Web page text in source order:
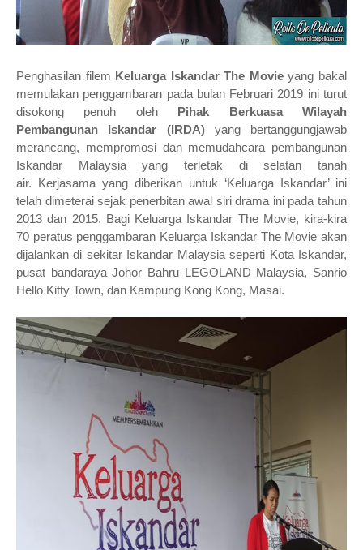
Penghasilan filem Keluarga Iskandar The Movieyang bakal
memulakan penggambaran pada bulan Februari 2019 ini turut
disokong penuh oleh Pihak Berkuasa Wilayah
Pembangunan Iskandar (IRDA)yang bertanggungjawab
merancang, mempromosi dan memudahcara pembangunan
Iskandar Malaysia yang terletak di selatan tanah
air. Kerjasama yang diberikan untuk ‘Keluarga Iskandar’ ini
telah dimeterai sejak penerbitan awal siri drama ini pada tahun
2013 dan 2015. Bagi Keluarga Iskandar The Movie, kira-kira
70 peratus penggambaran Keluarga Iskandar The Movie akan
dijalankan di sekitar Iskandar Malaysia seperti Kota Iskandar,
pusat bandaraya Johor Bahru LEGOLAND Malaysia, Sanrio
Hello Kitty Town, dan Kampung Kong Kong, Masai.